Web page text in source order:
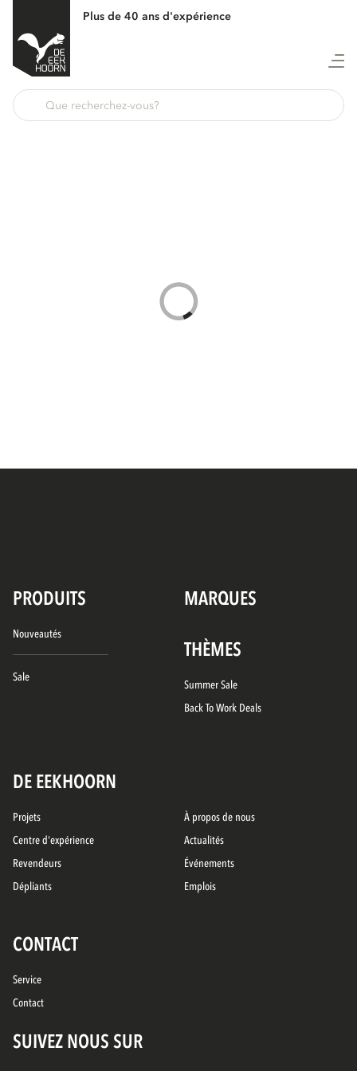
Plus de 40 ans d'expérience
PRODUITS MARQUES
Nouveautés
Sale
THÈMES
Summer Sale
Back To Work Deals
DE EEKHOORN
Projets
Centre d'expérience
Revendeurs
Dépliants
À propos de nous
Actualités
Événements
Emplois
CONTACT
Service
Contact
SUIVEZ NOUS SUR